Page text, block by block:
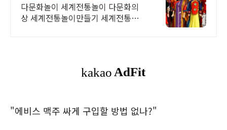
다문화놀이 세계전통놀이 다문화의
상 세계전통놀이만들기 세계전통의
"에비스 맥주 싸게 구입할 방법 없나?"